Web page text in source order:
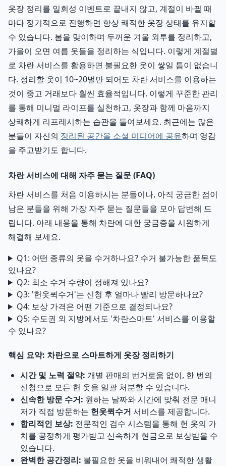
옷장 정리를 일회성 이벤트로 끝내지 않고, 계절이 바뀔 때
마다 정기적으로 진행하면 항상 쾌적한 옷장 상태를 유지할
수 있습니다. 봄을 맞이하며 두꺼운 겨울 외투를 정리하고,
가을이 오면 여름 옷들을 정리하는 식입니다. 이렇게 계절별
로 차란 서비스를 활용하면 불필요한 옷이 쌓일 틈이 없습니
다. 정리할 옷이 10~20벌만 되어도 차란 서비스를 이용하는
것이 중고 거래보다 훨씬 효율적입니다. 이렇게 꾸준한 관리
를 통해 미니멀 라이프를 실천하고, 옷장과 함께 마음까지
상쾌하게 리프레시하는 습관을 들여보세요. 최근에는 많은
분들이 자신의 정리된 공간을 소셜 미디어에 공유하며 영감
을 주고받기도 합니다.
차란 서비스에 대해 자주 묻는 질문 (FAQ)
차란 서비스를 처음 이용하시는 분들이나, 아직 궁금한 점이
남은 분들을 위해 가장 자주 묻는 질문들을 모아 답변해 드
립니다. 아래 내용을 통해 차란에 대한 궁금증을 시원하게
해결해 보세요.
Q1: 어떤 종류의 옷을 수거하나요? 수거 불가능한 품목도
있나요?
Q2: 최소 수거 수량이 정해져 있나요?
Q3: '헌옷퀵수거'는 신청 후 얼마나 빨리 방문하나요?
Q4: 보상 가격은 어떤 기준으로 결정되나요?
Q5: 수도권 외 지방에서도 '차란스마트' 서비스를 이용할
수 있나요?
핵심 요약: 차란으로 스마트하게 옷장 정리하기
시간 및 노력 절약: 개별 판매의 번거로움 없이, 한 번의
신청으로 모든 헌 옷을 일괄 처분할 수 있습니다.
신속한 방문 수거: 원하는 날짜와 시간에 맞춰 전문 매니
저가 직접 방문하는 헌옷퀵수거 서비스를 제공합니다.
합리적인 보상: 전문적인 검수 시스템을 통해 헌 옷의 가
치를 공정하게 평가받고 신속하게 현금으로 보상받을 수
있습니다.
완벽한 공간정리: 불필요한 옷을 비워내어 쾌적한 생활